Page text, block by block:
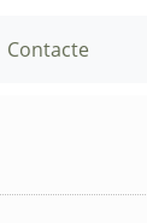
Contacte